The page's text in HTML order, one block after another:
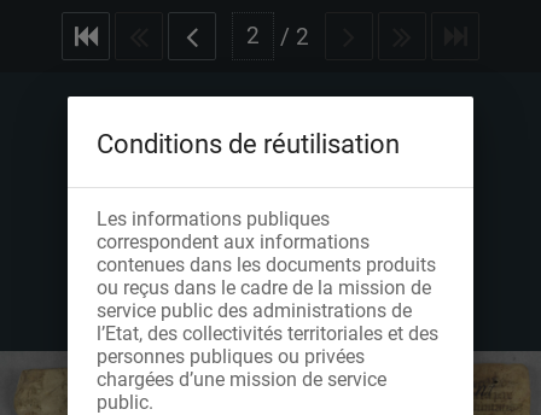
/ 2
Conditions de réutilisation
Les informations publiques
correspondent aux informations
contenues dans les documents produits
ou reçus dans le cadre de la mission de
service public des administrations de
l’Etat, des collectivités territoriales et des
personnes publiques ou privées
chargées d’une mission de service
public.